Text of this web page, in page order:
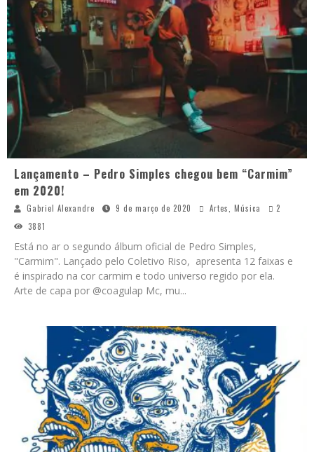
Lançamento – Pedro Simples chegou bem “Carmim”
em 2020!
Gabriel Alexandre 9 de março de 2020 Artes Música
2
3881
Está no ar o segundo álbum oficial de Pedro Simples,
"Carmim". Lançado pelo Coletivo Riso, apresenta 12 faixas e
é inspirado na cor carmim e todo universo regido por ela.
Arte de capa por @coagulap Mc, mu...